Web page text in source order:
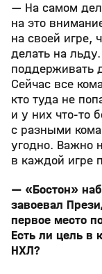
— На самом
на это
на своей игре,
делать на
поддерживать
Сейчас все
кто туда не
и у них что-то
с разными
угодно. Важно
в каждой игре
— «Бостон»
завоевал
первое место
Есть ли цель в
НХЛ?